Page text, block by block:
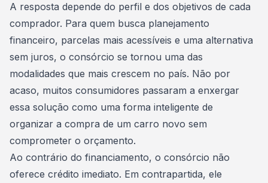
A resposta depende do perfil e dos objetivos de cada
comprador. Para quem busca planejamento
financeiro, parcelas mais acessíveis e uma alternativa
sem juros, o consórcio se tornou uma das
modalidades que mais crescem no país. Não por
acaso, muitos consumidores passaram a enxergar
essa solução como uma forma inteligente de
organizar a compra de um carro novo sem
comprometer o orçamento.
Ao contrário do financiamento, o consórcio não
oferece crédito imediato. Em contrapartida, ele